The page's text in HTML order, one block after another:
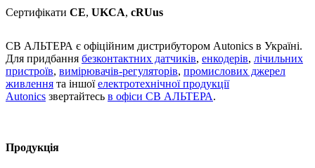
Сертифікати CE, UKCA, cRUus
СВ АЛЬТЕРА є офіційним дистрибутором Autonics в Україні.
Для придбання безконтактних датчиків, енкодерів, лічильних
пристроїв, вимірювачів-регуляторів, промислових джерел
живлення та іншоїелектротехнічної продукції
Autonics звертайтесь в офіси СВ АЛЬТЕРА.
Продукція